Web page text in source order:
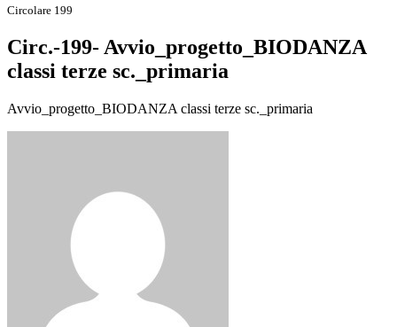
Circolare 199
Circ.-199- Avvio_progetto_BIODANZA
classi terze sc._primaria
Avvio_progetto_BIODANZA classi terze sc._primaria